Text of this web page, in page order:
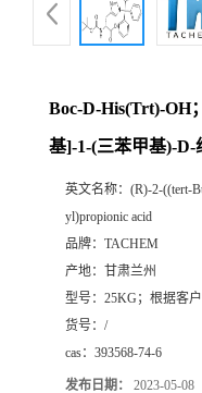
Boc-D-His(Trt)-OH
基]-1-(三苯甲基)-D-
英文名称： (R)-2-((tert-
yl)propionic acid
品牌： TACHEM
产地： 甘肃兰州
型号： 25KG；根据客
货号： /
cas： 393568-74-6
发布日期： 2023-05-08